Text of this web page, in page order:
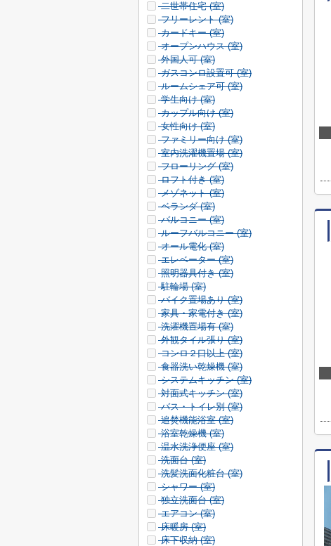
二世帯住宅 (室)
フリーレント (室)
カードキー (室)
オープンハウス (室)
外国人可 (室)
ガスコンロ設置可 (室)
ルームシェア可 (室)
学生向け (室)
カップル向け (室)
女性向け (室)
ファミリー向け (室)
室内洗濯機置場 (室)
フローリング (室)
ロフト付き (室)
メゾネット (室)
ベランダ (室)
バルコニー (室)
ルーフバルコニー (室)
オール電化 (室)
エレベーター (室)
照明器具付き (室)
駐輪場 (室)
バイク置場あり (室)
家具・家電付き (室)
洗濯機置場有 (室)
外観タイル張り (室)
コンロ２口以上 (室)
食器洗い乾燥機 (室)
システムキッチン (室)
対面式キッチン (室)
バス・トイレ別 (室)
追焚機能浴室 (室)
浴室乾燥機 (室)
温水洗浄便座 (室)
洗面台 (室)
洗髪洗面化粧台 (室)
シャワー (室)
独立洗面台 (室)
エアコン (室)
床暖房 (室)
床下収納 (室)